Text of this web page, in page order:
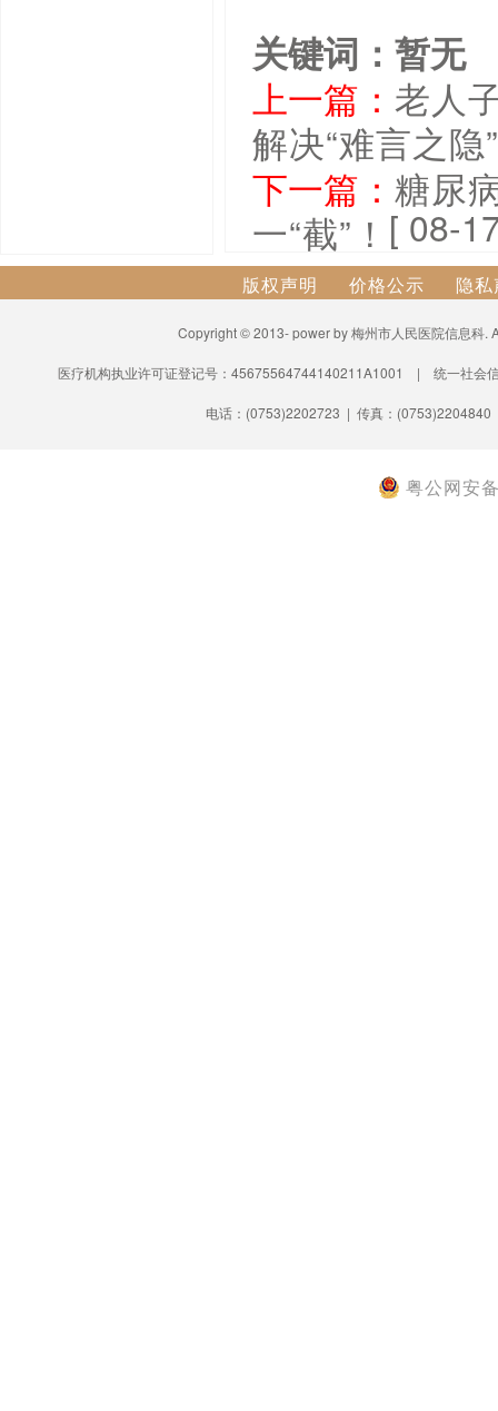
关键词：暂无
上一篇： 老人
解决“难言之隐”
下一篇： 糖尿
一“截”！ [ 08-
版权声明 价格公示 隐
Copyright © 2013- power by 梅州市人民医院信息科
医疗机构执业许可证登记号：45675564744140211A1001 | 统一社会
电话：(0753)2202723 | 传真：
粤公网安